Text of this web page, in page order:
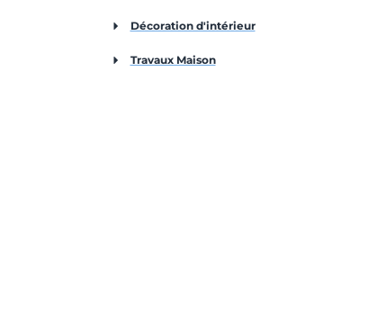
Décoration d'intérieur
Travaux Maison